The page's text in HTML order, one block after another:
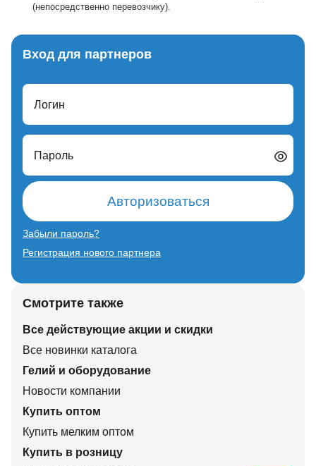
(непосредственно перевозчику).
Вход для партнеров
Логин
Пароль
Авторизоваться
Забыли пароль?
Регистрация нового партнера
Смотрите также
Все действующие акции и скидки
Все новинки каталога
Гелий и оборудование
Новости компании
Купить оптом
Купить мелким оптом
Купить в розницу